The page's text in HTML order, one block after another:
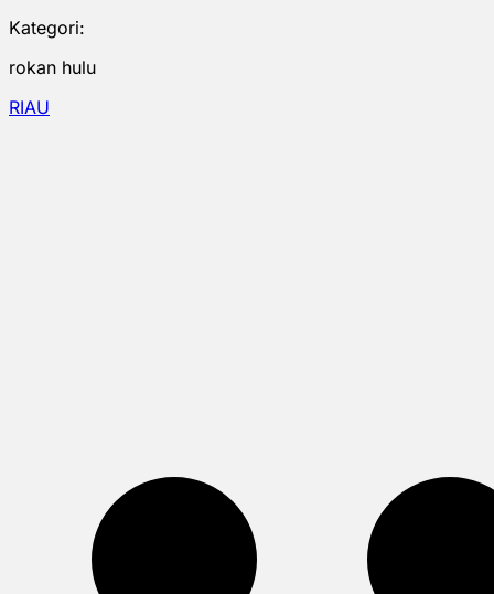
Kategori:
rokan hulu
RIAU